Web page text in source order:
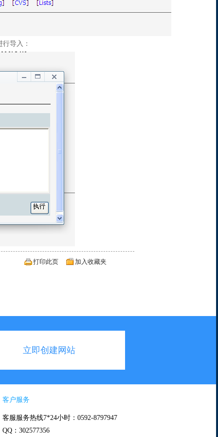
导入：
打印此页 加入收藏夹
立即创建网站
客户服务
客服服务热线7*24小时：0592-8797947
QQ：302577356